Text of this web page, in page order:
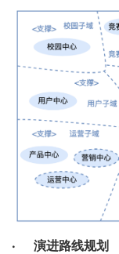
· 演进路线规划